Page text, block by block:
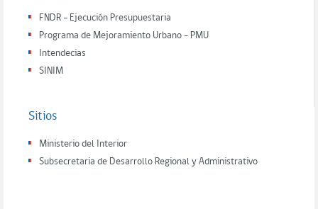
FNDR - Ejecución Presupuestaria
Programa de Mejoramiento Urbano - PMU
Intendecias
SINIM
Sitios
Ministerio del Interior
Subsecretaria de Desarrollo Regional y Administrativo